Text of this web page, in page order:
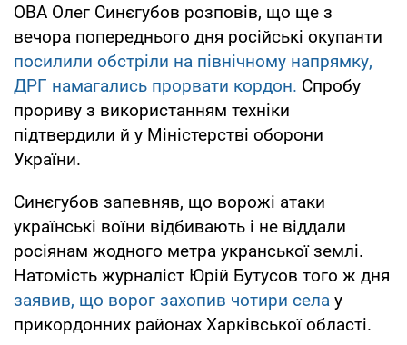
ОВА Олег Синєгубов розповів, що ще з
вечора попереднього дня російські окупанти
посилили обстріли на північному напрямку,
ДРГ намагались прорвати кордон. Спробу
прориву з використанням техніки
підтвердили й у Міністерстві оборони
України.
Синєгубов запевняв, що ворожі атаки
українські воїни відбивають і не віддали
росіянам жодного метра укранської землі.
Натомість журналіст Юрій Бутусов того ж дня
заявив, що ворог захопив чотири села у
прикордонних районах Харківської області.